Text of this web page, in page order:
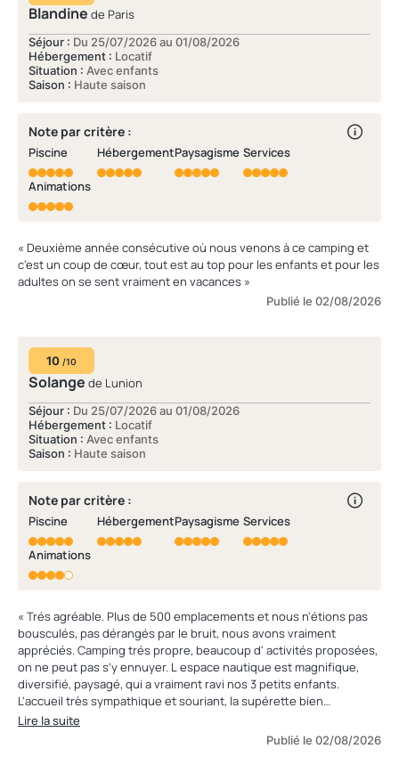
Blandine de Paris
Séjour : Du 25/07/2026 au 01/08/2026
Hébergement : Locatif
Situation : Avec enfants
Saison : Haute saison
Note par critère :
Piscine Hébergement Paysagisme Services
Animations
« Deuxième année consécutive où nous venons à ce camping et
c'est un coup de cœur, tout est au top pour les enfants et pour les
adultes on se sent vraiment en vacances »
Publié le 02/08/2026
10 /10
Solange de Lunion
Séjour : Du 25/07/2026 au 01/08/2026
Hébergement : Locatif
Situation : Avec enfants
Saison : Haute saison
Note par critère :
Piscine Hébergement Paysagisme Services
Animations
« Trés agréable. Plus de 500 emplacements et nous n'étions pas
bousculés, pas dérangés par le bruit, nous avons vraiment
appréciés. Camping trés propre, beaucoup d' activités proposées,
on ne peut pas s'y ennuyer. L espace nautique est magnifique,
diversifié, paysagé, qui a vraiment ravi nos 3 petits enfants.
L'accueil très sympathique et souriant, la supérette bien
achalandée. Vraiment aucun point négatif à relever. Félicitations et
Lire la suite
Publié le 02/08/2026